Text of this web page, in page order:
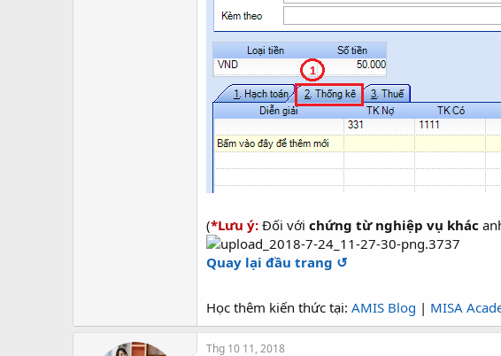
(*Lưu ý: Đối với chứng từ nghiệp vụ khác
Quay lại đầu trang ↺
Học thêm kiến thức tại: AMIS Blog | MISA
Thg 10 11, 2018